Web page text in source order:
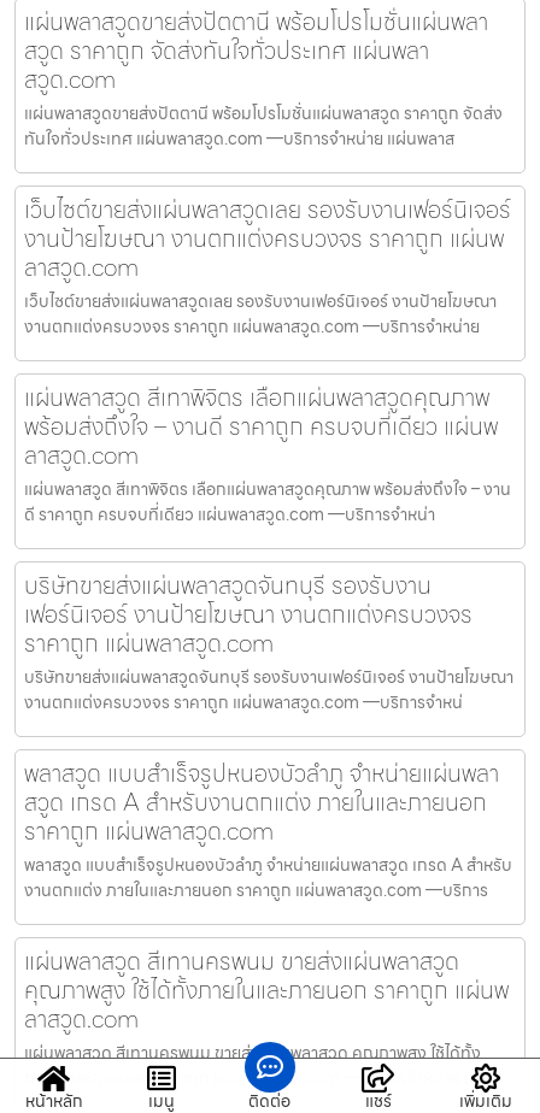
แผ่นพลาสวูดขายส่งปัตตานี พร้อมโปรโมชั่นแผ่นพลา
สวูด ราคาถูก จัดส่งทันใจทั่วประเทศ แผ่นพลา
สวูด.com
แผ่นพลาสวูดขายส่งปัตตานี พร้อมโปรโมชั่นแผ่นพลาสวูด ราคาถูก จัดส่ง
ทันใจทั่วประเทศ แผ่นพลาสวูด.com —บริการจำหน่าย แผ่นพลาส
เว็บไซต์ขายส่งแผ่นพลาสวูดเลย รองรับงานเฟอร์นิเจอร์
งานป้ายโฆษณา งานตกแต่งครบวงจร ราคาถูก แผ่นพ
ลาสวูด.com
เว็บไซต์ขายส่งแผ่นพลาสวูดเลย รองรับงานเฟอร์นิเจอร์ งานป้ายโฆษณา
งานตกแต่งครบวงจร ราคาถูก แผ่นพลาสวูด.com —บริการจำหน่าย
แผ่นพลาสวูด สีเทาพิจิตร เลือกแผ่นพลาสวูดคุณภาพ
พร้อมส่งถึงใจ – งานดี ราคาถูก ครบจบที่เดียว แผ่นพ
ลาสวูด.com
แผ่นพลาสวูด สีเทาพิจิตร เลือกแผ่นพลาสวูดคุณภาพ พร้อมส่งถึงใจ – งาน
ดี ราคาถูก ครบจบที่เดียว แผ่นพลาสวูด.com —บริการจำหน่า
บริษัทขายส่งแผ่นพลาสวูดจันทบุรี รองรับงาน
เฟอร์นิเจอร์ งานป้ายโฆษณา งานตกแต่งครบวงจร
ราคาถูก แผ่นพลาสวูด.com
บริษัทขายส่งแผ่นพลาสวูดจันทบุรี รองรับงานเฟอร์นิเจอร์ งานป้ายโฆษณา
งานตกแต่งครบวงจร ราคาถูก แผ่นพลาสวูด.com —บริการจำหน่
พลาสวูด แบบสำเร็จรูปหนองบัวลำภู จำหน่ายแผ่นพลา
สวูด เกรด A สำหรับงานตกแต่ง ภายในและภายนอก
ราคาถูก แผ่นพลาสวูด.com
พลาสวูด แบบสำเร็จรูปหนองบัวลำภู จำหน่ายแผ่นพลาสวูด เกรด A สำหรับ
งานตกแต่ง ภายในและภายนอก ราคาถูก แผ่นพลาสวูด.com —บริการ
แผ่นพลาสวูด สีเทานครพนม ขายส่งแผ่นพลาสวูด
คุณภาพสูง ใช้ได้ทั้งภายในและภายนอก ราคาถูก แผ่นพ
ลาสวูด.com
แผ่นพลาสวูด สีเทานครพนม ขายส่งแผ่นพลาสวูด คุณภาพสูง ใช้ได้ทั้ง
ภายในและภายนอก ราคาถูก แผ่นพลาสวูด.com —บริการจำหน่าย แผ่น
หน้าหลัก
เมนู ติดต่อ แชร์ เพิ่มเติม